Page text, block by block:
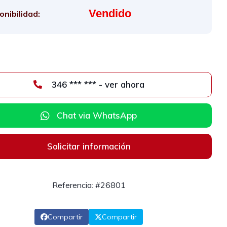
Vendido
346 *** *** - ver ahora
Chat via WhatsApp
Solicitar información
Referencia: #26801
Compartir Compartir